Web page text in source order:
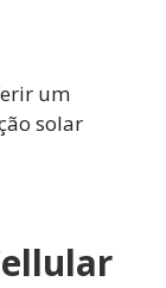
um
solar